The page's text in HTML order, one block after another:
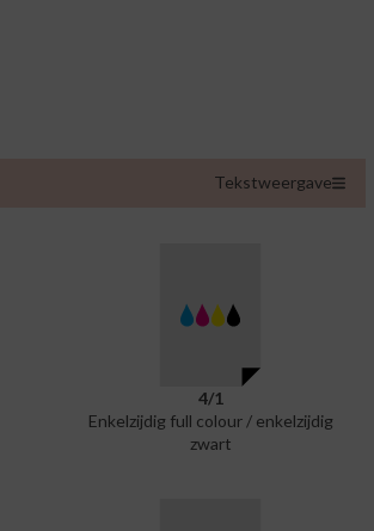
Tekstweergave
4/1
Enkelzijdig full colour / enkelzijdig
zwart